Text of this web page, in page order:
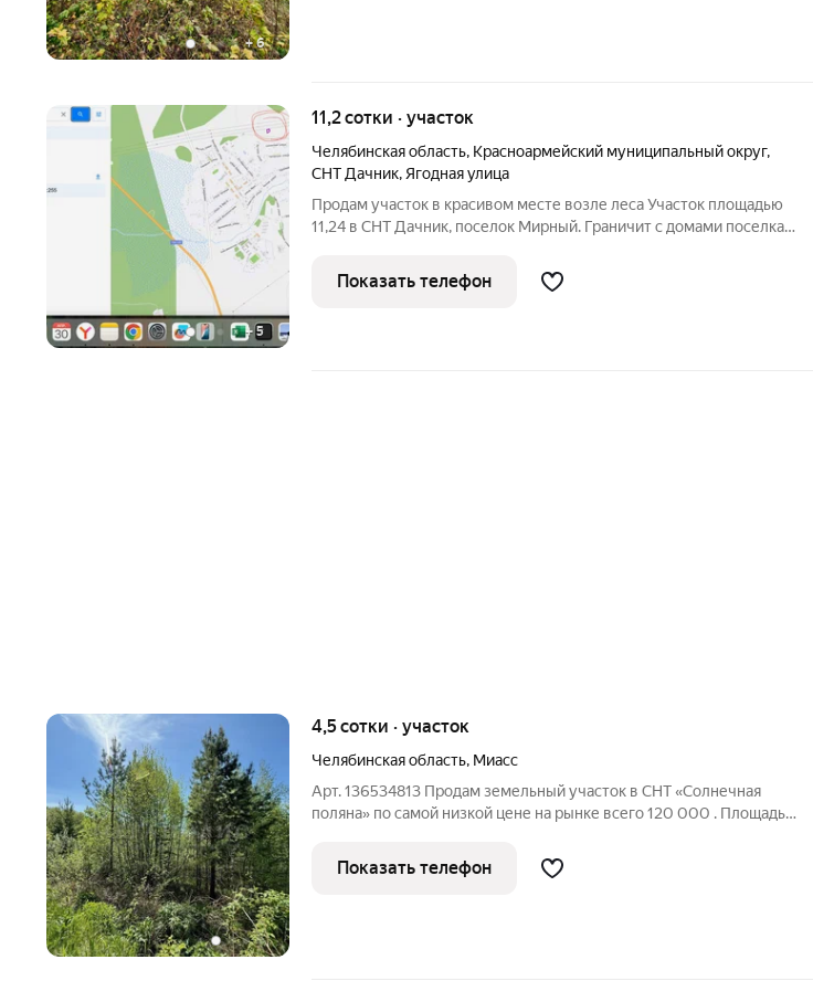
+6
+5
11,2 сотки · участок
Челябинская область, Красноармейский муниципальный округ,
СНТ Дачник, Ягодная улица
Продам участок в красивом месте возле леса Участок площадью
11,24 в СНТ Дачник, поселок Мирный. Граничит с домами поселка (
объездной дороги Рельeф участка ровный, сухoй, без пepeпадов
Показать телефон
4,5 сотки · участок
Челябинская область, Миасс
Арт. 136534813 Продам земельный участок в СНТ «Солнечная
поляна» по самой низкой цене на рынке всего 120 000 . Площадь
на будущее. Участок требует межевания и расчистки от зарослей,
Показать телефон